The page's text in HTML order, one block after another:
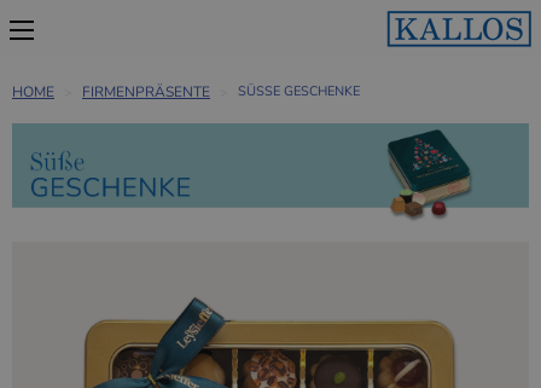
HOME FIRMENPRÄSENTE SÜSSE GESCHENKE